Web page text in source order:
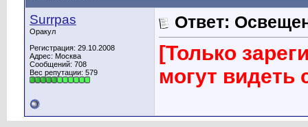
Surrpas
Оракул
Регистрация: 29.10.2008
Адрес: Москва
Сообщений: 708
Вес репутации: 579
Ответ:
[Только
могут